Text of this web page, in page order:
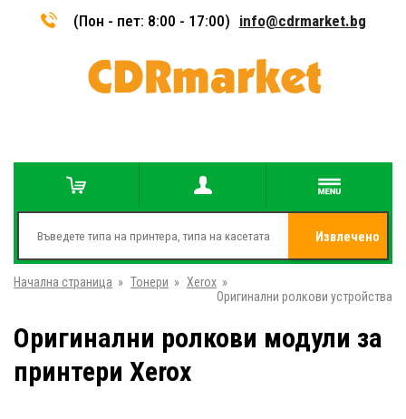
(Пон - пет: 8:00 - 17:00) info@cdrmarket.bg
Извлечено
Начална страница » Тонери » Xerox »
Оригинални ролкови устройства
Оригинални ролкови модули за
принтери Xerox